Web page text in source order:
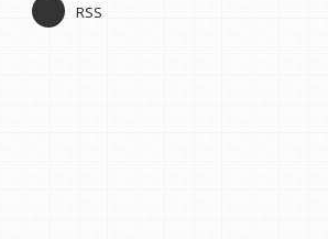
RSS